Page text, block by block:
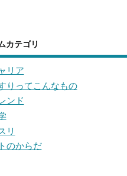
カテゴリ
リア
りってこんなもの
ンド
リ
のからだ